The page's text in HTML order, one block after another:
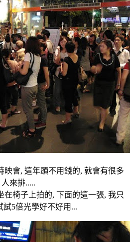
映會, 這年頭不用錢的, 就會有很多
人來排.....
在椅子上拍的, 下面的這一張, 我只
試5倍光學好不好用...